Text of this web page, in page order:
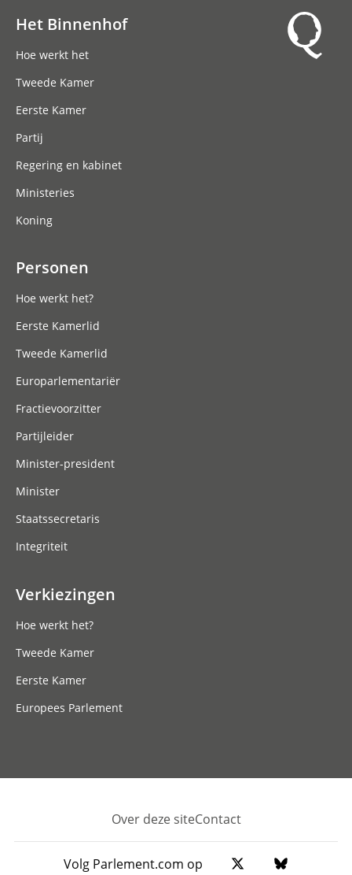
Het Binnenhof
Hoe werkt het
Tweede Kamer
Eerste Kamer
Partij
Regering en kabinet
Ministeries
Koning
Personen
Hoe werkt het?
Eerste Kamerlid
Tweede Kamerlid
Europarlementariër
Fractievoorzitter
Partijleider
Minister-president
Minister
Staatssecretaris
Integriteit
Verkiezingen
Hoe werkt het?
Tweede Kamer
Eerste Kamer
Europees Parlement
Footer
Over deze siteContact
Volg Parlement.com op